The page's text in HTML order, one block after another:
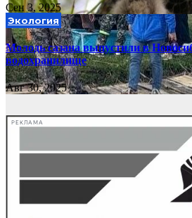
Сен 3, 2025
Экология
Молодь сазана выпустили в
водохранилище
Авг 30, 2025
РЕКЛАМА